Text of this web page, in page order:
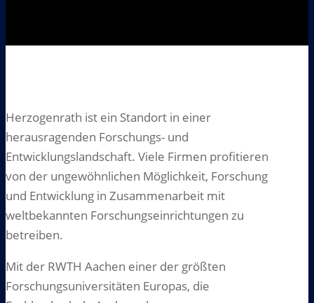
Herzogenrath ist ein Standort in einer
herausragenden Forschungs- und
Entwicklungslandschaft. Viele Firmen profitieren
von der ungewöhnlichen Möglichkeit, Forschung
und Entwicklung in Zusammenarbeit mit
weltbekannten Forschungseinrichtungen zu
betreiben.
Mit der RWTH Aachen einer der größten
Forschungsuniversitäten Europas, die